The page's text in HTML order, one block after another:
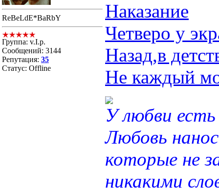
ReBeLdE*BaRbY
Группа: v.I.p.
Сообщений: 3144
Репутация: 35
Статус: Offline
Наказание
Четверо у
Назад,в
Не каждый
У любви есть
Любовь
которые не
никакими